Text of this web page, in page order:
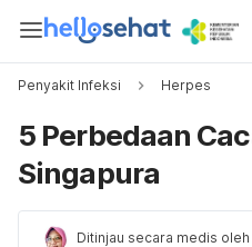
Penyakit Infeksi Herpes
5 Perbedaan
Singapura
Ditinjau secara medis oleh